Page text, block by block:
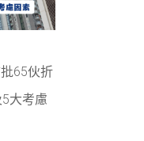
批65伙折
大考慮